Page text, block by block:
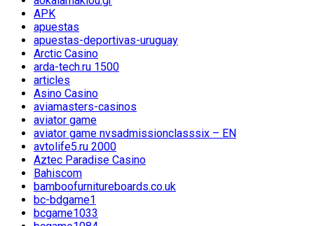
APK
apuestas
apuestas-deportivas-uruguay
Arctic Casino
arda-tech.ru 1500
articles
Asino Casino
aviamasters-casinos
aviator game
aviator game nvsadmissionclasssix – EN
avtolife5.ru 2000
Aztec Paradise Casino
Bahiscom
bamboofurnitureboards.co.uk
bc-bdgame1
bcgame1033